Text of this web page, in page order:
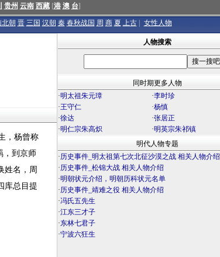
贵州 云南 西藏[港 澳 台]
北朝 晋 三国 汉朝 秦 春秋战国 周 商 夏 上古 女性人物
，杨曾称
，到京师
姓名，周
库总目提
人物搜索
同时期更多人物
·明太祖朱元璋 ·李时珍
·王守仁 ·杨慎
·徐达 ·张居正
·明仁宗朱高炽 ·明英宗朱祁镇
明代人物专题
·历史事件_明太祖第七次北征沙漠之战 相关人物介绍
·历史事件_松锦大战 相关人物介绍
·明朝状元介绍，明朝历科状元名单
·历史事件_靖难之役 相关人物介绍
·冯氏五先生
·江东三才子
·东林七君子
·宁波六狂生